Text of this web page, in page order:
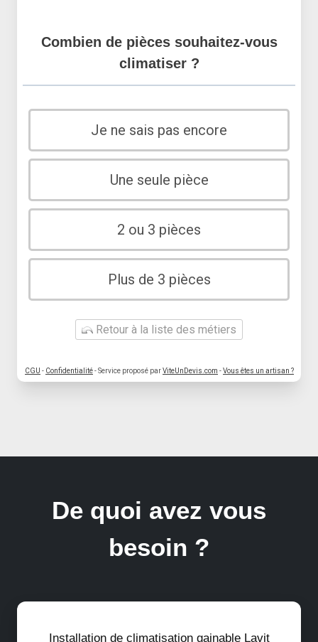
Combien de pièces souhaitez-vous
climatiser ?
Je ne sais pas encore
Une seule pièce
2 ou 3 pièces
Plus de 3 pièces
Retour à la liste des métiers
CGU - Confidentialité- Service proposé parViteUnDevis.com -Vous êtes un artisan ?
De quoi avez vous
besoin ?
Installation de climatisation gainable Lavit